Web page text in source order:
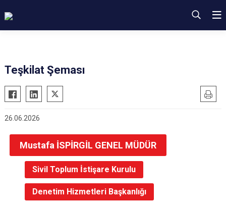
Teşkilat Şeması
26.06.2026
Mustafa İSPİRGİL GENEL MÜDÜR
Sivil Toplum İstişare Kurulu
Denetim Hizmetleri Başkanlığı